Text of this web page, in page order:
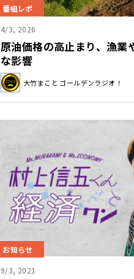
番組レポ
4/3, 2026
原油価格の高止まり、漁業
な影響
大竹まこと ゴールデンラジオ！
お知らせ
9/3, 2021